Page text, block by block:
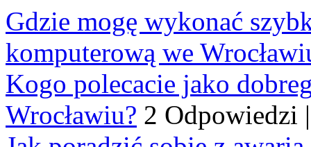
Gdzie mogę wykonać
komputerową we
Kogo polecacie jako
Wrocławiu? 2 Odpowiedzi